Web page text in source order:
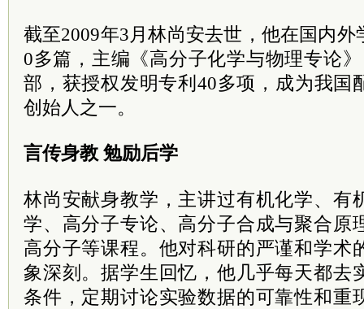
截至2009年3月林尚安去世，他在国内
0多篇，主编《高分子化学与物理专论
部，获授权发明专利40多项，成为我国
创始人之一。
言传身教 勉励后学
林尚安献身教学，主讲过有机化学、有
学、高分子专论、高分子合成与聚合原
高分子等课程。他对科研的严谨和学术
象深刻。据学生回忆，他几乎每天都去
条件，定期讨论实验数据的可靠性和重